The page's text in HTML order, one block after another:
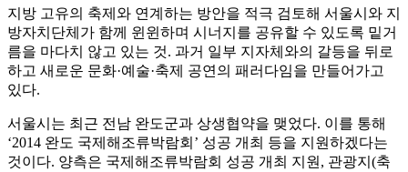
지방 고유의 축제와 연계하는 방안을 적극 검토해 서울시와 지
방자치단체가 함께 윈윈하며 시너지를 공유할 수 있도록 밑거
름을 마다치 않고 있는 것. 과거 일부 지자체와의 갈등을 뒤로
하고 새로운 문화·예술·축제 공연의 패러다임을 만들어가고
있다.
서울시는 최근 전남 완도군과 상생협약을 맺었다. 이를 통해
‘2014 완도 국제해조류박람회’ 성공 개최 등을 지원하겠다는
것이다. 양측은 국제해조류박람회 성공 개최 지원, 관광지(축